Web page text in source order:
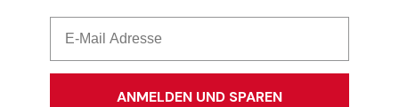
ANMELDEN UND SPAREN